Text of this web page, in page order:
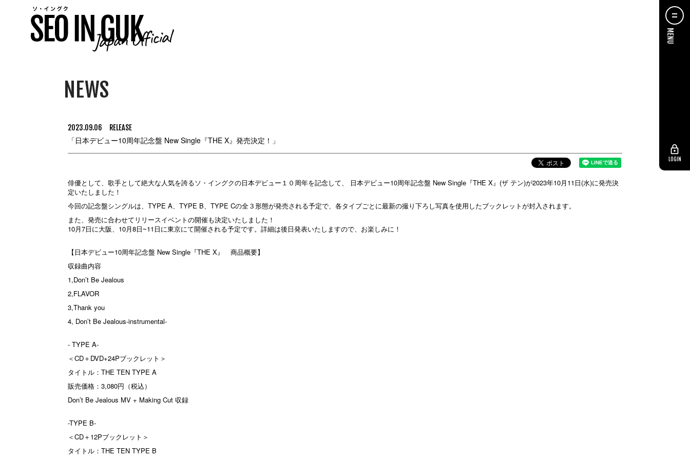
LOGIN
NEWS
2023.09.06 RELEASE
「日本デビュー10周年記念盤 New Single『THE X』発売決定！」
俳優として、歌手として絶大な人気を誇るソ・イングクの日本デビュー１０周年を記念して、 日本デビュー10周年記念盤 New Single『THE X』(ザ テン)が2023年10月11日(水)に発売決
定いたしました！
今回の記念盤シングルは、TYPE A、TYPE B、TYPE Cの全３形態が発売される予定で、各タイプごとに最新の撮り下ろし写真を使用したブックレットが封入されます。
また、発売に合わせてリリースイベントの開催も決定いたしました！
10月7日に大阪、10月8日~11日に東京にて開催される予定です。詳細は後日発表いたしますので、お楽しみに！
【日本デビュー10周年記念盤 New Single『THE X』 商品概要】
収録曲内容
1,Don’t Be Jealous
2,FLAVOR
3,Thank you
4, Don’t Be Jealous-instrumental-
- TYPE A-
＜CD＋DVD+24Pブックレット＞
タイトル：THE TEN TYPE A
販売価格：3,080円（税込）
Don’t Be Jealous MV + Making Cut 収録
-TYPE B-
＜CD＋12Pブックレット＞
タイトル：THE TEN TYPE B